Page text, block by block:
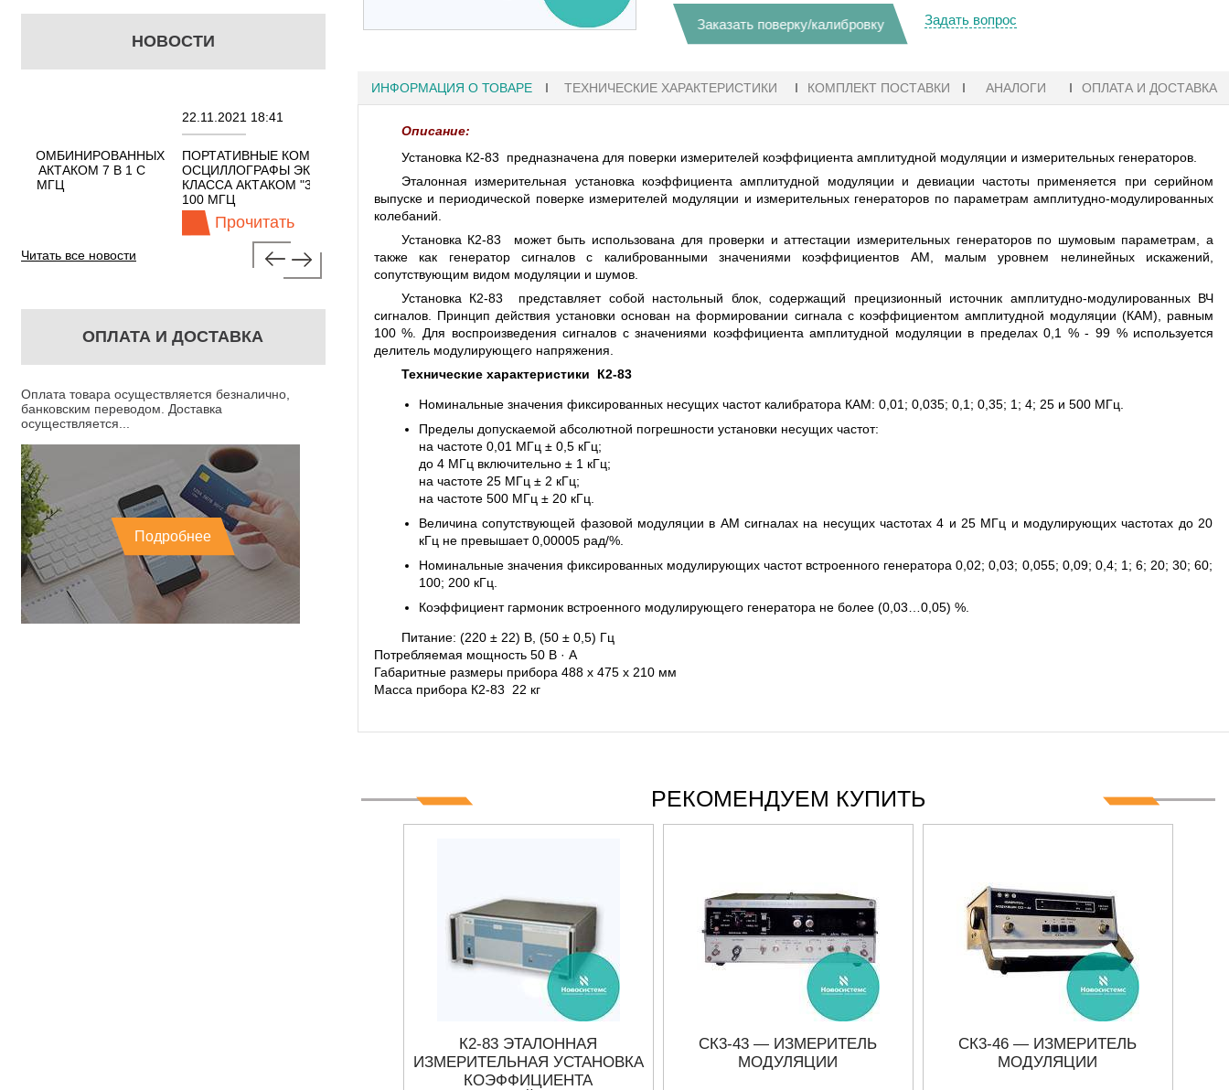
НОВОСТИ
ПОРТАТИВНЫЕ КОМБИНИРОВАННЫЕ
ОСЦИЛЛОГРАФЫ ЭКОНОМНОГО
КЛАССА АКТАКОМ "3 В 1" С ПОЛОСОЙ
ОСЦИЛЛОГРАФЫ KEYSIGHT
Прочитать
В НАЛИЧИИ! ZVH8, АНАЛИЗАТОР
(ГОСРЕЕСТР РФ)
Читать все новости
ОПЛАТА И ДОСТАВКА
Оплата товара осуществляется безналично,
банковским переводом. Доставка
осуществляется...
Подробнее
Заказать поверку/калибровку Задать вопрос
ИНФОРМАЦИЯ О ТОВАРЕ ТЕХНИЧЕСКИЕ ХАРАКТЕРИСТИКИ КОМПЛЕКТ ПОСТАВКИ АНАЛОГИ ОПЛАТА И ДОСТАВКА
Описание:
Установка К2-83 предназначена для поверки измерителей коэффициента амплитудной модуляции и измерительных генераторов.
Эталонная измерительная установка коэффициента амплитудной модуляции и девиации частоты применяется при серийном
выпуске и периодической поверке измерителей модуляции и измерительных генераторов по параметрам амплитудно-модулированных
колебаний.
Установка К2-83 может быть использована для проверки и аттестации измерительных генераторов по шумовым параметрам, а
также как генератор сигналов с калиброванными значениями коэффициентов АМ, малым уровнем нелинейных искажений,
сопутствующим видом модуляции и шумов.
Установка К2-83 представляет собой настольный блок, содержащий прецизионный источник амплитудно-модулированных ВЧ
сигналов. Принцип действия установки основан на формировании сигнала с коэффициентом амплитудной модуляции (КАМ), равным
100 %. Для воспроизведения сигналов с значениями коэффициента амплитудной модуляции в пределах 0,1 % - 99 % используется
делитель модулирующего напряжения.
Технические характеристики К2-83
Номинальные значения фиксированных несущих частот калибратора КАМ: 0,01; 0,035; 0,1; 0,35; 1; 4; 25 и 500 МГц.
Пределы допускаемой абсолютной погрешности установки несущих частот:
на частоте 0,01 МГц ± 0,5 кГц;
до 4 МГц включительно ± 1 кГц;
на частоте 25 МГц ± 2 кГц;
на частоте 500 МГц ± 20 кГц.
Величина сопутствующей фазовой модуляции в АМ сигналах на несущих частотах 4 и 25 МГц и модулирующих частотах до 20
кГц не превышает 0,00005 рад/%.
Номинальные значения фиксированных модулирующих частот встроенного генератора 0,02; 0,03; 0,055; 0,09; 0,4; 1; 6; 20; 30; 60;
100; 200 кГц.
Коэффициент гармоник встроенного модулирующего генератора не более (0,03…0,05) %.
Питание: (220 ± 22) В, (50 ± 0,5) Гц
Потребляемая мощность 50 В · А
Габаритные размеры прибора 488 х 475 х 210 мм
Масса прибора К2-83 22 кг
РЕКОМЕНДУЕМ КУПИТЬ
К2-83 ЭТАЛОННАЯ
ИЗМЕРИТЕЛЬНАЯ УСТАНОВКА
КОЭФФИЦИЕНТА
СК3-43 — ИЗМЕРИТЕЛЬ
МОДУЛЯЦИИ
СК3-46 — ИЗМЕРИТЕЛЬ
МОДУЛЯЦИИ